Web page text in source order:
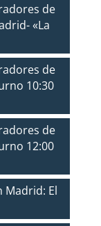
de
«La
de
10:30
de
12:00
Madrid: El